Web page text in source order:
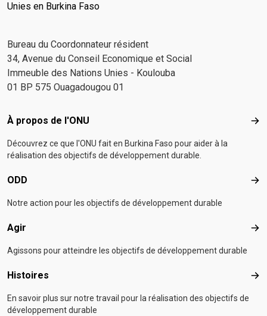
Unies en Burkina Faso
Bureau du Coordonnateur résident
34, Avenue du Conseil Economique et Social
Immeuble des Nations Unies - Koulouba
01 BP 575 Ouagadougou 01
Footer menu
À propos de l'ONU À
Découvrez ce que l'ONU fait en Burkina Faso pour aider à la
réalisation des objectifs de développement durable.
ODD
Notre action pour les objectifs de développement durable
Agir Agir
Agissons pour atteindre les objectifs de développement durable
Histoires
En savoir plus sur notre travail pour la réalisation des objectifs de
développement durable